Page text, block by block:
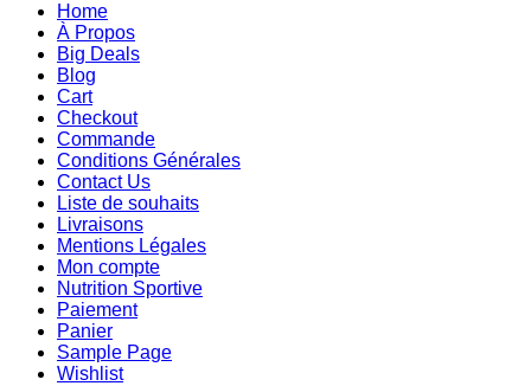
Home
À Propos
Big Deals
Blog
Cart
Checkout
Commande
Conditions Générales
Contact Us
Liste de souhaits
Livraisons
Mentions Légales
Mon compte
Nutrition Sportive
Paiement
Panier
Sample Page
Wishlist